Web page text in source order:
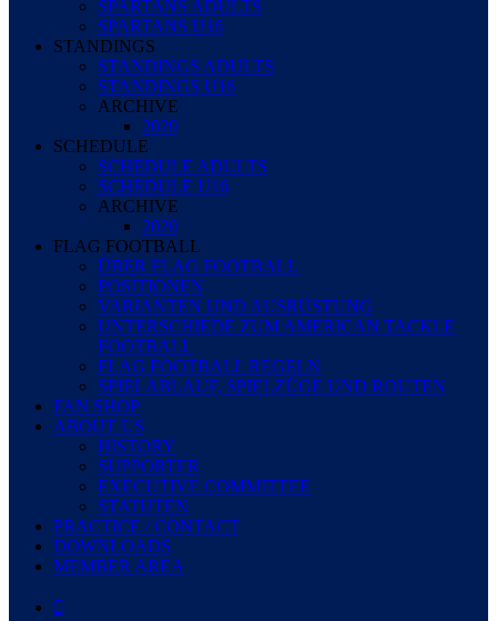
SPARTANS ADULTS
SPARTANS U16
STANDINGS
STANDINGS ADULTS
STANDINGS U16
ARCHIVE
2020
SCHEDULE
SCHEDULE ADULTS
SCHEDULE U16
ARCHIVE
2020
FLAG FOOTBALL
ÜBER FLAG FOOTBALL
POSITIONEN
VARIANTEN UND AUSRÜSTUNG
UNTERSCHIEDE ZUM AMERICAN TACKLE
FOOTBALL
FLAG FOOTBALL REGELN
SPIELABLAUF, SPIELZÜGE UND ROUTEN
FAN SHOP
ABOUT US
HISTORY
SUPPORTER
EXECUTIVE COMMITTEE
STATUTEN
PRACTICE / CONTACT
DOWNLOADS
MEMBER AREA
